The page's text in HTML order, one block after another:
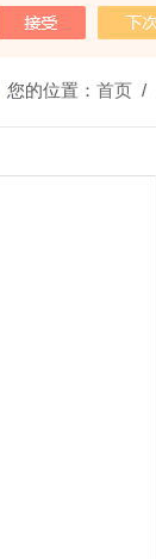
您的位置： 首页/